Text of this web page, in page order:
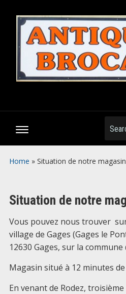
Home » Situation de notre magasin
Situation de notre
Vous pouvez nous trouver
village de Gages (Gages le
12630 Gages, sur la
Magasin situé à 12 minutes de
En venant de Rodez,